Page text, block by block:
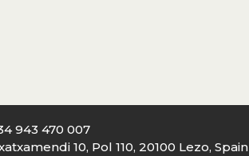
943 470 007
10, Pol 110, 20100 Lezo, Spain